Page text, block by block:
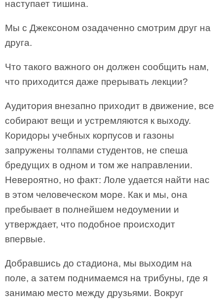
наступает тишина.
Мы с Джексоном озадаченно смотрим друг на
друга.
Что такого важного он должен сообщить нам,
что приходится даже прерывать лекции?
Аудитория внезапно приходит в движение, все
собирают вещи и устремляются к выходу.
Коридоры учебных корпусов и газоны
запружены толпами студентов, не спеша
бредущих в одном и том же направлении.
Невероятно, но факт: Лоле удается найти нас
в этом человеческом море. Как и мы, она
пребывает в полнейшем недоумении и
утверждает, что подобное происходит
впервые.
Добравшись до стадиона, мы выходим на
поле, а затем поднимаемся на трибуны, где я
занимаю место между друзьями. Вокруг